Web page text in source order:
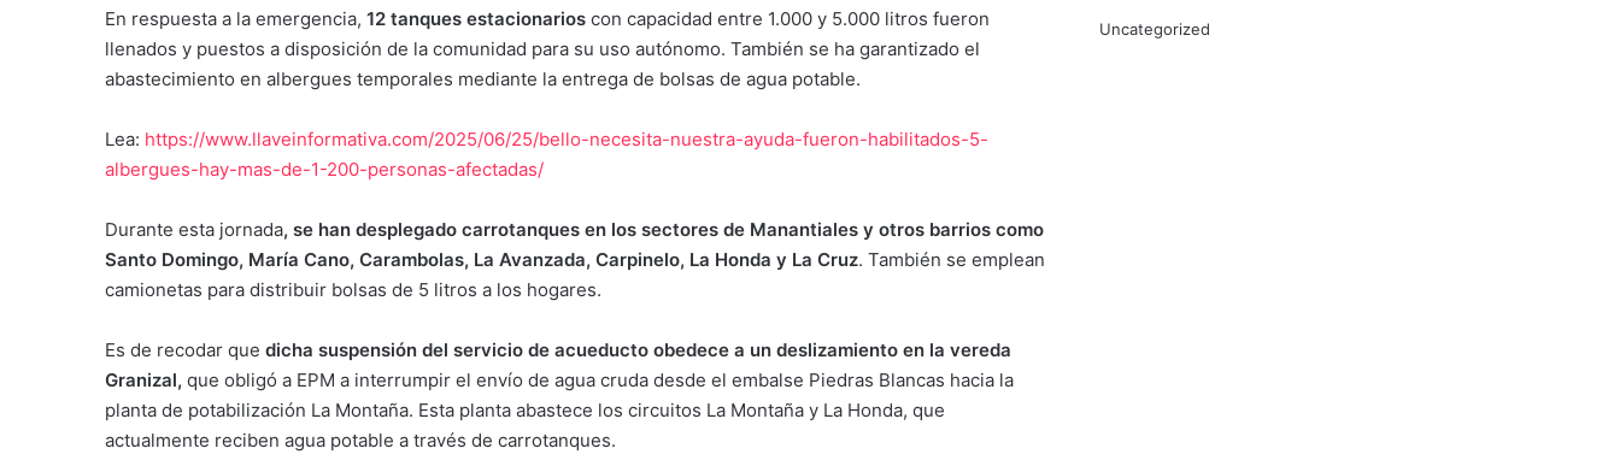
En respuesta a la emergencia, 12 tanques estacionarios con capacidad entre 1.000 y 5.000 litros fueron
llenados y puestos a disposición de la comunidad para su uso autónomo. También se ha garantizado el
abastecimiento en albergues temporales mediante la entrega de bolsas de agua potable.
Lea: https://www.llaveinformativa.com/2025/06/25/bello-necesita-nuestra-ayuda-fueron-habilitados-5-
albergues-hay-mas-de-1-200-personas-afectadas/
Durante esta jornada, se han desplegado carrotanques en los sectores de Manantiales y otros barrios como
Santo Domingo, María Cano, Carambolas, La Avanzada, Carpinelo, La Honda y La Cruz. También se emplean
camionetas para distribuir bolsas de 5 litros a los hogares.
Es de recodar que dicha suspensión del servicio de acueducto obedece a un deslizamiento en la vereda
Granizal, que obligó a EPM a interrumpir el envío de agua cruda desde el embalse Piedras Blancas hacia la
planta de potabilización La Montaña. Esta planta abastece los circuitos La Montaña y La Honda, que
actualmente reciben agua potable a través de carrotanques.
Uncategorized